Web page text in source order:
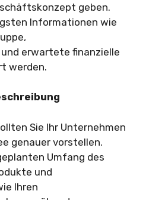
geben.
Informationen wie
erwartete finanzielle
werden.
Sie Ihr Unternehmen
genauer vorstellen.
Umfang des
und
Ihren